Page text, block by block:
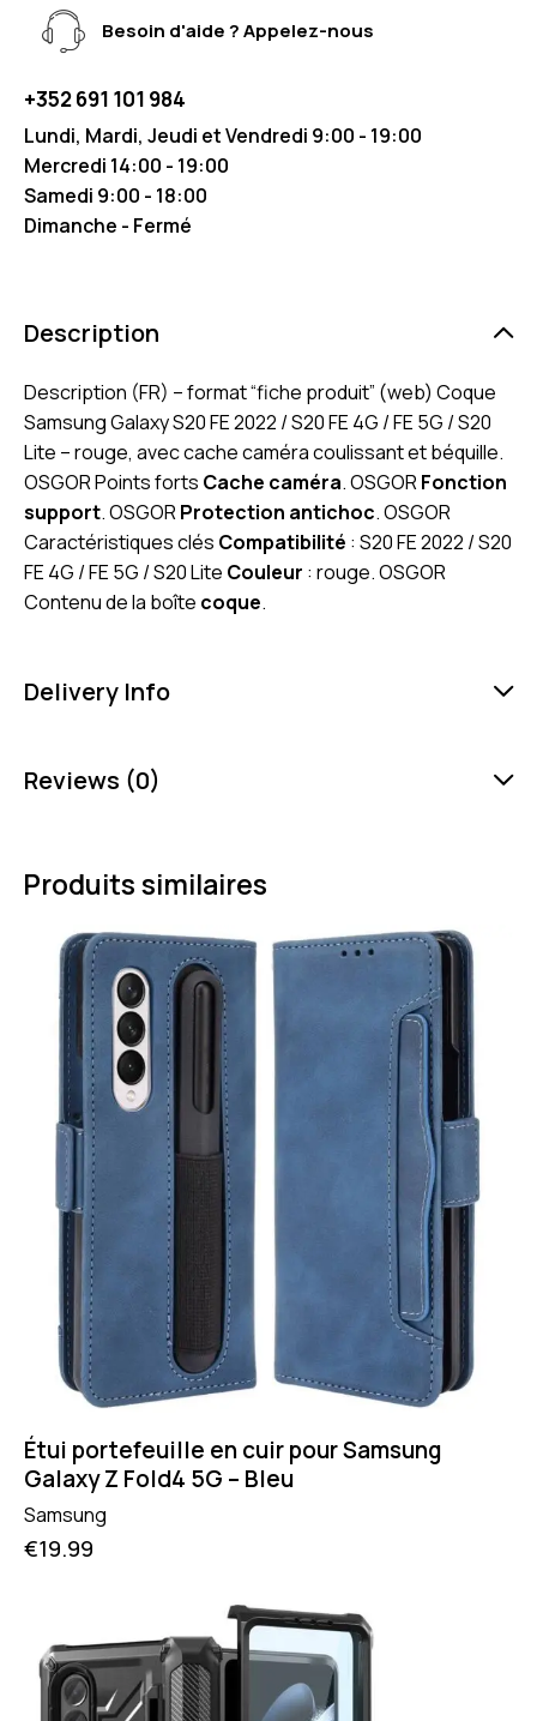
Besoin d'aide ? Appelez-nous
+352 691 101 984
Lundi, Mardi, Jeudi et Vendredi 9:00 - 19:00
Mercredi 14:00 - 19:00
Samedi 9:00 - 18:00
Dimanche - Fermé
Description
Description (FR) – format “fiche produit” (web) Coque
Samsung Galaxy S20 FE 2022 / S20 FE 4G / FE 5G / S20
Lite – rouge, avec cache caméra coulissant et béquille.
OSGOR Points forts Cache caméra. OSGORFonction
support. OSGORProtection antichoc. OSGOR
Caractéristiques clés Compatibilité : S20 FE 2022 / S20
FE 4G / FE 5G / S20 Lite Couleur : rouge. OSGOR
Contenu de la boîte coque.
Delivery Info
Reviews (0)
Produits similaires
Étui portefeuille en cuir pour Samsung
Galaxy Z Fold4 5G – Bleu
Samsung
€19.99